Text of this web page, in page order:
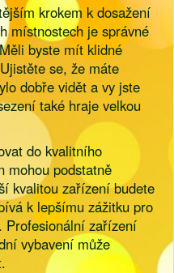
krokem k dosažení
místnostech je správné
byste mít klidné
se, že máte
dobře vidět a vy jste
také hraje velkou
do kvalitního
mohou podstatně
kvalitou zařízení budete
k lepšímu zážitku pro
Profesionální zařízení
vybavení může